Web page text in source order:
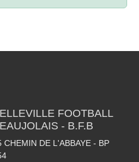
FOOTBALL
- B.F.B
CHEMIN DE L'ABBAYE - BP